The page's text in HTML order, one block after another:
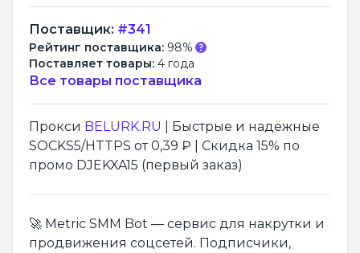
Поставщик: #341
Рейтинг поставщика: 98%
Поставляет товары: 4 года
Все товары поставщика
Прокси BELURK.RU
| Быстрые и надёжные
SOCKS5/HTTPS от 0,39 ₽ | Скидка 15% по
промо DJEKXA15 (первый заказ)
🚀 Metric SMM Bot — сервис для накрутки и
продвижения соцсетей. Подписчики,